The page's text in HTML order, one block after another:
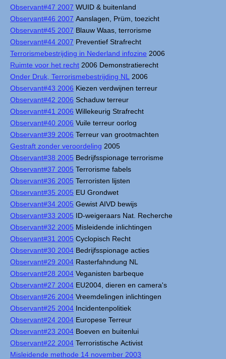
Observant#47 2007 WUID & buitenland
Observant#46 2007 Aanslagen, Prüm, toezicht
Observant#45 2007 Blauw Waas, terrorisme
Observant#44 2007 Preventief Strafrecht
Terrorismebestrijding in Nederland infozine 2006
Ruimte voor het recht 2006 Demonstratierecht
Onder Druk, Terrorismebestrijding NL
2006
Observant#43 2006 Kiezen verdwijnen terreur
Observant#42 2006 Schaduw terreur
Observant#41 2006 Willekeurig Strafrecht
Observant#40 2006 Vuile terreur oorlog
Observant#39 2006 Terreur van grootmachten
Gestraft zonder veroordeling 2005
Observant#38 2005 Bedrijfsspionage terrorisme
Observant#37 2005 Terrorisme fabels
Observant#36 2005 Terroristen lijsten
Observant#35 2005 EU Grondwet
Observant#34 2005 Gewist AIVD bewijs
Observant#33 2005 ID-weigeraars Nat. Recherche
Observant#32 2005 Misleidende inlichtingen
Observant#31 2005 Cyclopisch Recht
Observant#30 2004 Bedrijfsspionage acties
Observant#29 2004 Rasterfahndung NL
Observant#28 2004 Veganisten barbeque
Observant#27 2004 EU2004, dieren en camera's
Observant#26 2004 Vreemdelingen inlichtingen
Observant#25 2004 Incidentenpolitiek
Observant#24 2004 Europese Terreur
Observant#23 2004 Boeven en buitenlui
Observant#22 2004 Terroristische Activist
Misleidende methode 14 november 2003